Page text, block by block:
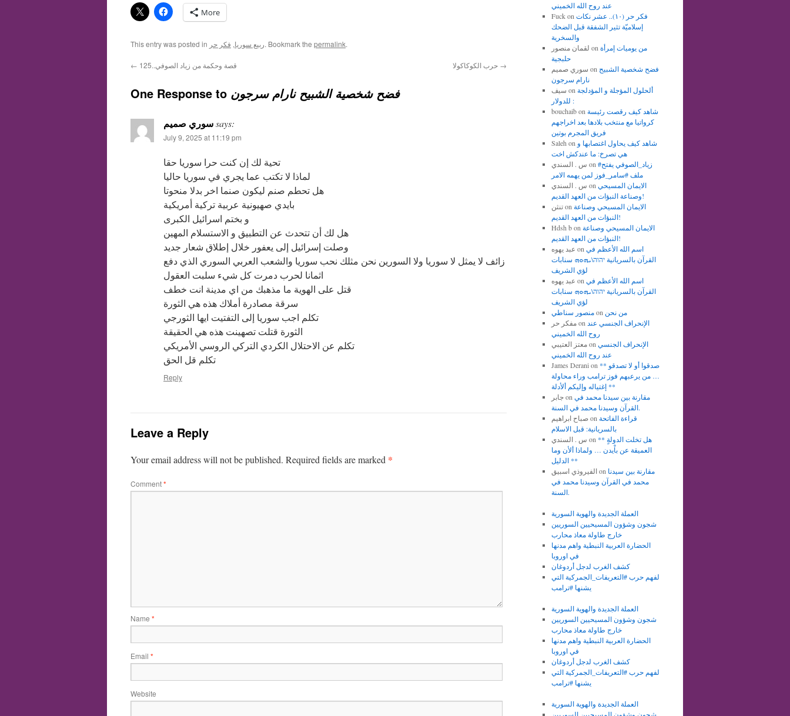
More
This entry was posted in ربيع سوريا, فكر حر . Bookmark the permalink.
← قصة وحكمة من زياد الصوفي..125 →
One Response to فضح شخصية الشبيح نارام سرجون
سوري صميمsays:
July 9, 2025 at 11:19 pm
تحية لك إن كنت حرا سوريا حقا
لماذا لا تكتب عما يجري في سوريا حاليا
هل تحطم صنم ليكون صنما اخر بدلا منحوتا
بايدي صهيونية عربية تركية أمريكية
و بختم اسرائيل الكبرى
هل لك أن تتحدث عن التطبيق و الاستسلام المهين
وصلت إسرائيل إلى يعفور خلال إطلاق شعار جديد
زائف لا يمثل لا سوريا ولا السورين نحن مثلك نحب سوريا والشعب العربي السوري الذي دفع
اثمانا لحرب دمرت كل شيء سلبت العقول
قتل على الهوية ما مذهبك من اي مدينة انت خطف
سرقة مصادرة أملاك هذه هي الثورة
تكلم اجب سوريا إلى التفتيت ايها الثورجي
الثورة قتلت تصهينت هذه هي الحقيقة
تكلم عن الاحتلال الكردي التركي الروسي الأمريكي
تكلم قل الحق
Reply
Leave a Reply
Your email address will not be published. Required fields are marked *
Comment*
Name *
Email *
Website
عند روح الله الخميني
Fuckon فكر حر (١٠).. عشر نكات
إسلاميّة تثير الشفقة قبل الضحك
والسخرية
لقمان منصور on من يوميات إمرأة
حلبجية
سوري صميم on فضح شخصية الشبيح
نارام سرجون
سيف on ألحلول المؤجلة و المؤدلجة
للدولار :
bouchaibon شاهد كيف رقصت رئيسة
كرواتيا مع منتخب بلادها بعد اخراجهم
فريق المجرم بوتين
Saleh on شاهد كيف يحاول اغتصابها و
هي تصرخ: ما عندكش اخت
س . السندي on #زياد_الصوفي يفتح
ملف #سامر_فوز لمن يهمه الامر
س . السندي on الايمان المسيحي
وصناعة النبؤات من العهد القديم!
تنثنon الايمان المسيحي وصناعة
النبؤات من العهد القديم!
Hdsh bon الايمان المسيحي وصناعة
النبؤات من العهد القديم!
عبد يهوه on اسم الله الأعظم في
القرآن بالسريانية יהוה\ܝܗܘܗ سنابات
لؤي الشريف
عبد يهوه on اسم الله الأعظم في
القرآن بالسريانية יהוה\ܝܗܘܗ سنابات
لؤي الشريف
منصور سناطيon من نحن
مفكر حرon الإنحراف الجنسي عند
روح الله الخميني
معتز العتيبيon الإنحراف الجنسي
عند روح الله الخميني
James Derani on ** صدقوا أو لا تصدقو
… من يرعبهم فوز ترامب وراء محاولة
إغتياله وإليكم ألأدلة **
جابرon مقارنة بين سيدنا محمد في
القرآن وسيدنا محمد في السنة.
صباح ابراهيمon قراءة الفاتحة
بالسريانية: قبل الاسلام
س . السندي on ** هل تخلت الدولةٍ
العميقة عن باْيدن … ولماذا ألأن وما
الدليل **
الفيروذي اسبيقon مقارنة بين سيدنا
محمد في القرآن وسيدنا محمد في
السنة.
العملة الجديدة والهوية السورية
شجون وشؤون المسيحيين السوريين
خارج طاولة معاذ محارب
الحضارة العربية النبطية واهم مدنها
في اوروبا
كشف الغرب لدجل أردوغان
لفهم حرب #التعريفات_الجمركية التي
يشنها #ترامب
العملة الجديدة والهوية السورية
شجون وشؤون المسيحيين السوريين
خارج طاولة معاذ محارب
الحضارة العربية النبطية واهم مدنها
في اوروبا
كشف الغرب لدجل أردوغان
لفهم حرب #التعريفات_الجمركية التي
يشنها #ترامب
العملة الجديدة والهوية السورية